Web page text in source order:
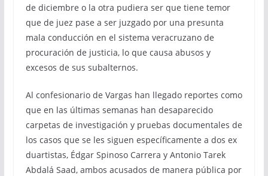
de diciembre o la otra pudiera ser que tiene temor
que de juez pase a ser juzgado por una presunta
mala conducción en el sistema veracruzano de
procuración de justicia, lo que causa abusos y
excesos de sus subalternos.
Al confesionario de Vargas han llegado reportes como
que en las últimas semanas han desaparecido
carpetas de investigación y pruebas documentales de
los casos que se les siguen específicamente a dos ex
duartistas, Édgar Spinoso Carrera y Antonio Tarek
Abdalá Saad, ambos acusados de manera pública por